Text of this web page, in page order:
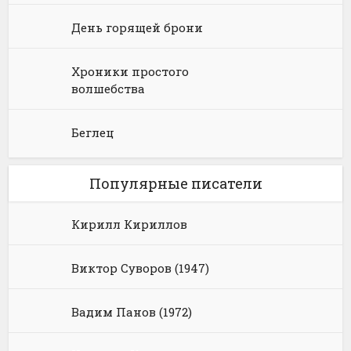
День горящей брони
Хроники простого
волшебства
Беглец
Популярные писатели
Кирилл Кириллов
Виктор Суворов (1947)
Вадим Панов (1972)